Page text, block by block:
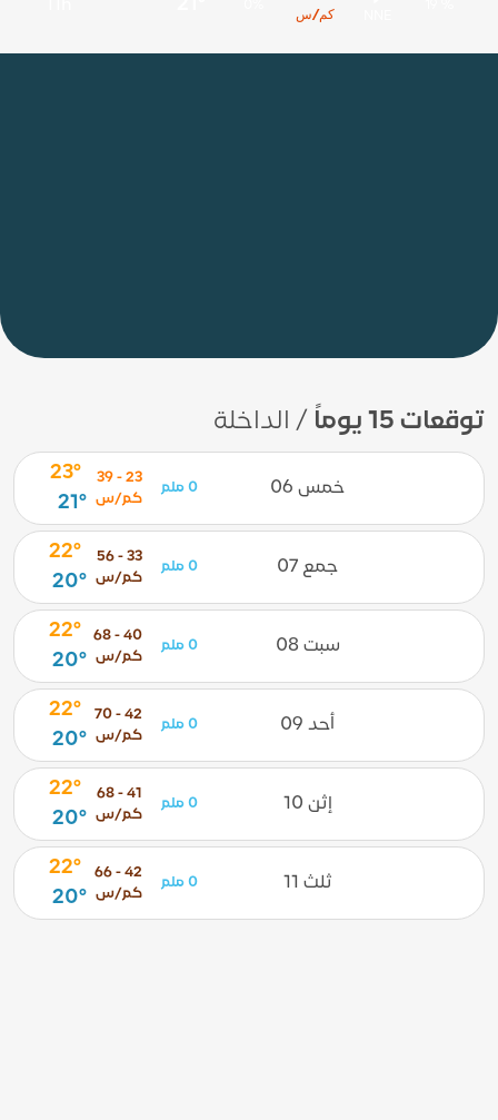
كم/س
توقعات 15 يوماً / الداخلة
خمس 06 0 ملم
23 - 39
كم/س
23°
21°
جمع 07 0 ملم
33 - 56
كم/س
22°
20°
سبت 08 0 ملم
40 - 68
كم/س
22°
20°
أحد 09 0 ملم
42 - 70
كم/س
22°
20°
إثن 10 0 ملم
41 - 68
كم/س
22°
20°
ثلث 11 0 ملم
42 - 66
كم/س
22°
20°